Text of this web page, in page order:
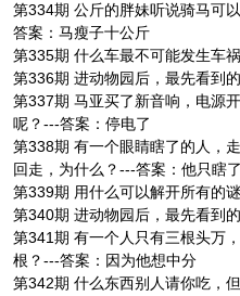
第334期 公斤的胖妹听说骑马可
答案：马瘦子十公斤
第335期 什么车最不可能发生车
第336期 进动物园后，最先看到
第337期 马亚买了新音响，电源
呢？---答案：停电了
第338期 有一个眼睛瞎了的人，
回走，为什么？---答案：他只瞎
第339期 用什么可以解开所有的
第340期 进动物园后，最先看到
第341期 有一个人只有三根头万
根？---答案：因为他想中分
第342期 什么东西别人请你吃，